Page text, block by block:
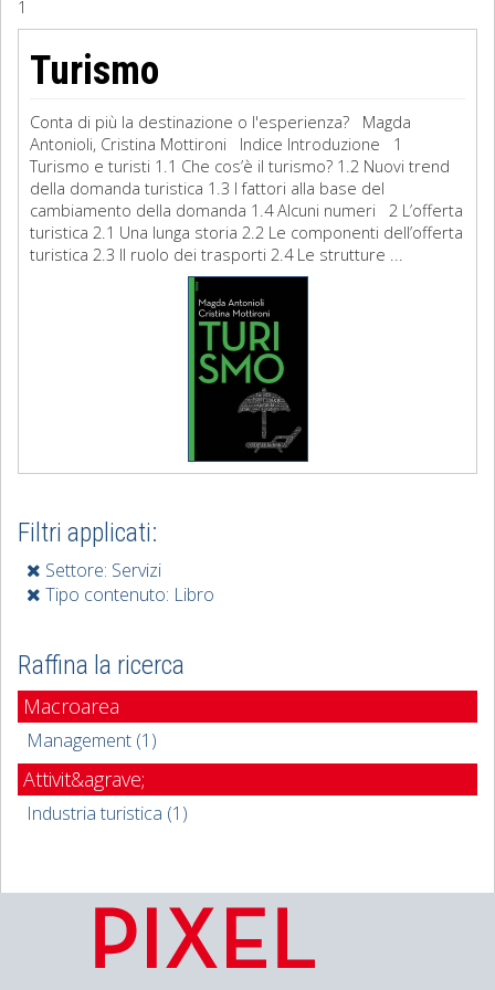
Filosofia
Storia
Matematica
Diritto
1
Turismo
Conta di più la destinazione o l'esperienza? Magda
Antonioli, Cristina Mottironi Indice Introduzione 1
Turismo e turisti 1.1 Che cos’è il turismo? 1.2 Nuovi trend
della domanda turistica 1.3 I fattori alla base del
cambiamento della domanda 1.4 Alcuni numeri 2 L’offerta
turistica 2.1 Una lunga storia 2.2 Le componenti dell’offerta
turistica 2.3 Il ruolo dei trasporti 2.4 Le strutture ...
Filtri applicati:
Settore: Servizi
Tipo contenuto: Libro
Raffina la ricerca
Macroarea
Management (1)
Attivit&agrave;
Industria turistica (1)